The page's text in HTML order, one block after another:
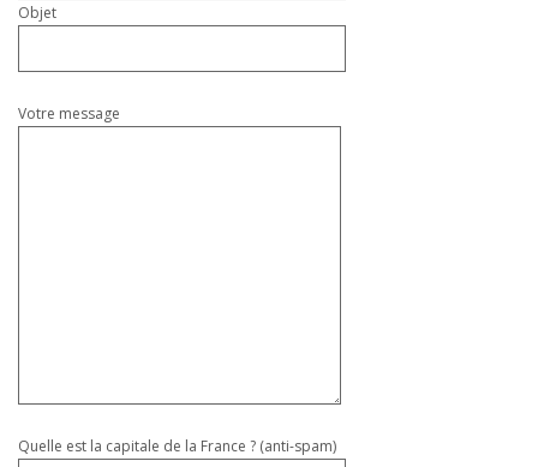
Objet
Votre message
Quelle est la capitale de la France ? (anti-spam)